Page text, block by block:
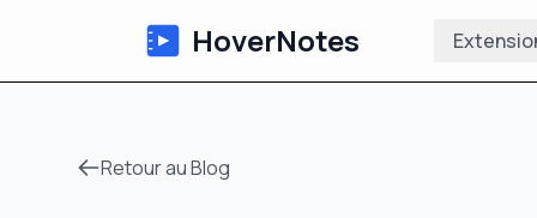
HoverNotes
Retour au Blog